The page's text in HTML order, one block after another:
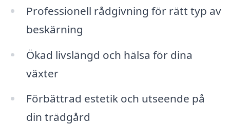
Professionell rådgivning för rätt typ av
beskärning
Ökad livslängd och hälsa för dina
växter
Förbättrad estetik och utseende på
din trädgård